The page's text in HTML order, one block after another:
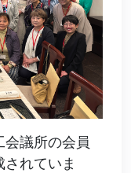
議所の会員
れていま